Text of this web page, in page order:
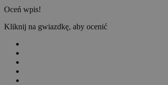
Oceń wpis!
Kliknij na gwiazdkę, aby ocenić